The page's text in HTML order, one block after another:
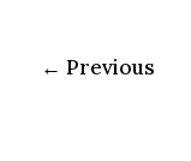
← Previous